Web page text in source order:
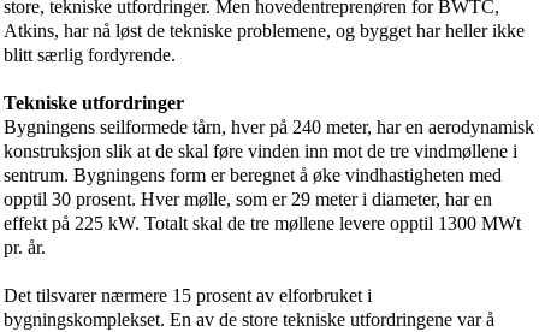
store, tekniske utfordringer. Men hovedentreprenøren for BWTC,
Atkins, har nå løst de tekniske problemene, og bygget har heller ikke
blitt særlig fordyrende.
Tekniske utfordringer
Bygningens seilformede tårn, hver på 240 meter, har en aerodynamisk
konstruksjon slik at de skal føre vinden inn mot de tre vindmøllene i
sentrum. Bygningens form er beregnet å øke vindhastigheten med
opptil 30 prosent. Hver mølle, som er 29 meter i diameter, har en
effekt på 225 kW. Totalt skal de tre møllene levere opptil 1300 MWt
pr. år.
Det tilsvarer nærmere 15 prosent av elforbruket i
bygningskomplekset. En av de store tekniske utfordringene var å